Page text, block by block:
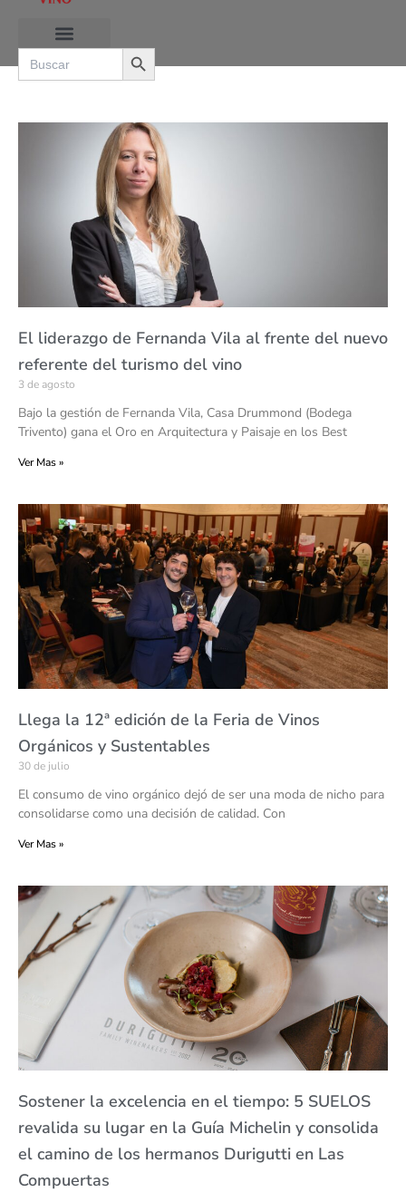
contenido
Search
for:
Search Button
El liderazgo de Fernanda Vila al frente del nuevo
referente del turismo del vino
3 de agosto
Bajo la gestión de Fernanda Vila, Casa Drummond (Bodega
Trivento) gana el Oro en Arquitectura y Paisaje en los Best
Ver Mas »
Llega la 12ª edición de la Feria de Vinos
Orgánicos y Sustentables
30 de julio
El consumo de vino orgánico dejó de ser una moda de nicho para
consolidarse como una decisión de calidad. Con
Ver Mas »
Sostener la excelencia en el tiempo: 5 SUELOS
revalida su lugar en la Guía Michelin y consolida
el camino de los hermanos Durigutti en Las
Compuertas
a
g
e